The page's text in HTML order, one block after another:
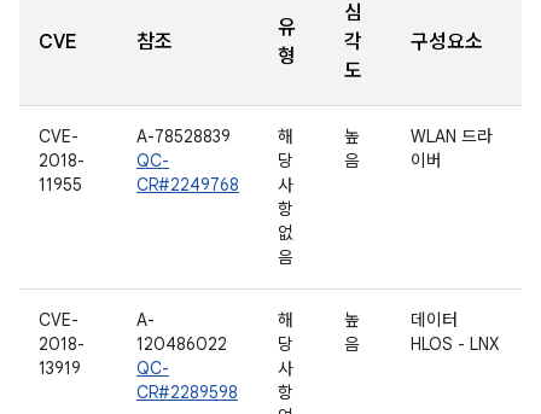
CVE 참조
유
형
심
각
도
구성요소
CVE-
2018-
11955
A-78528839
QC-
CR#2249768
해
당
사
항
없
음
높
음
WLAN 드라
이버
CVE-
2018-
13919
A-
120486022
QC-
CR#2289598
해
당
사
항
높
음
데이터
HLOS - LNX